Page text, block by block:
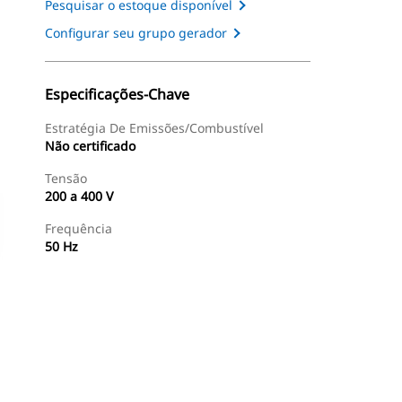
Pesquisar o estoque disponível
Configurar seu grupo gerador
Especificações-Chave
Estratégia De Emissões/Combustível
Não certificado
Tensão
200 a 400 V
Frequência
50 Hz